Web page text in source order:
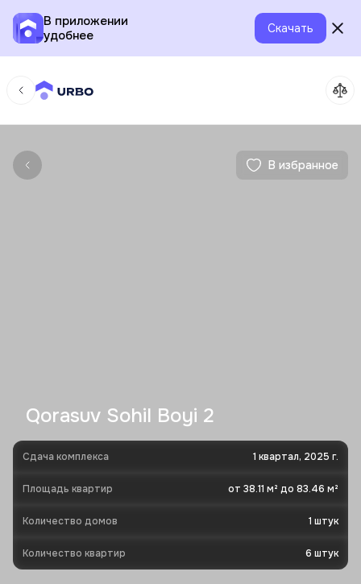
В приложении
удобнее
Скачать
В избранное
Qorasuv Sohil Boyi 2
Сдача комплекса 1 квартал, 2025 г.
Площадь квартир от 38.11 м² до 83.46 м²
Количество домов 1 штук
Количество квартир 6 штук